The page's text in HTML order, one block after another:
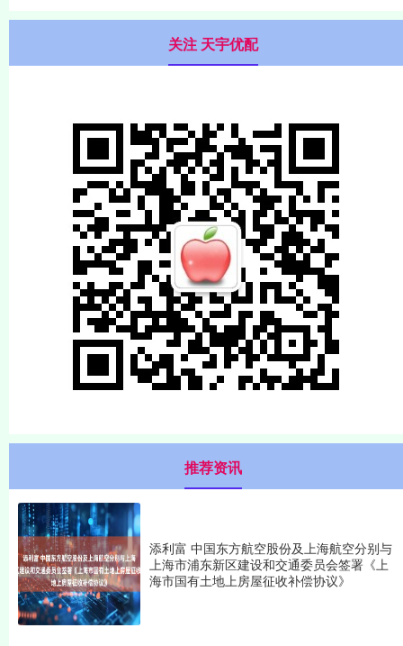
关注 天宇优配
推荐资讯
添利富 中国东方航空股份及上海航空分别与
上海市浦东新区建设和交通委员会签署《上
海市国有土地上房屋征收补偿协议》